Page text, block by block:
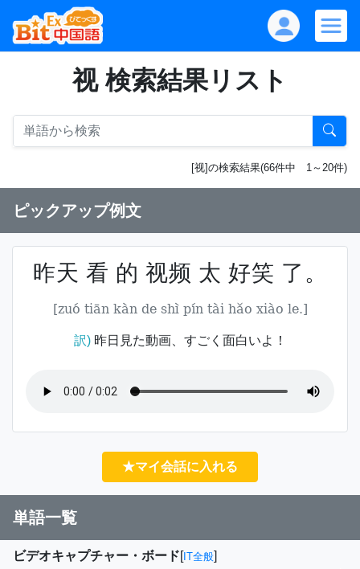
视 検索結果リスト
[视]の検索結果(66件中 1～20件)
ピックアップ例文
昨天 看 的 视频 太 好笑 了。
[zuó tiān kàn de shì pín tài hǎo xiào le.]
訳)昨日見た動画、すごく面白いよ！
★マイ会話に入れる
単語一覧
ビデオキャプチャー・ボード[ IT全般]